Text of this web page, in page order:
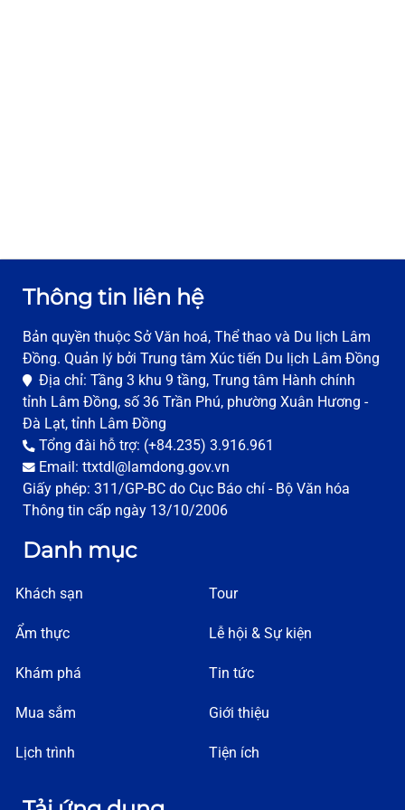
Thông tin liên hệ
Bản quyền thuộc Sở Văn hoá, Thể thao và Du lịch Lâm
Đồng. Quản lý bởi Trung tâm Xúc tiến Du lịch Lâm Đồng
Địa chỉ: Tầng 3 khu 9 tầng, Trung tâm Hành chính
tỉnh Lâm Đồng, số 36 Trần Phú, phường Xuân Hương -
Đà Lạt, tỉnh Lâm Đồng
Tổng đài hỗ trợ: (+84.235) 3.916.961
Email: ttxtdl@lamdong.gov.vn
Giấy phép: 311/GP-BC do Cục Báo chí - Bộ Văn hóa
Thông tin cấp ngày 13/10/2006
Danh mục
Khách sạn
Ẩm thực
Khám phá
Mua sắm
Lịch trình
Tour
Lễ hội & Sự kiện
Tin tức
Giới thiệu
Tiện ích